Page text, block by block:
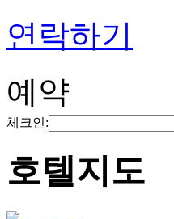
연락하기
예약
체크인:
호텔지도